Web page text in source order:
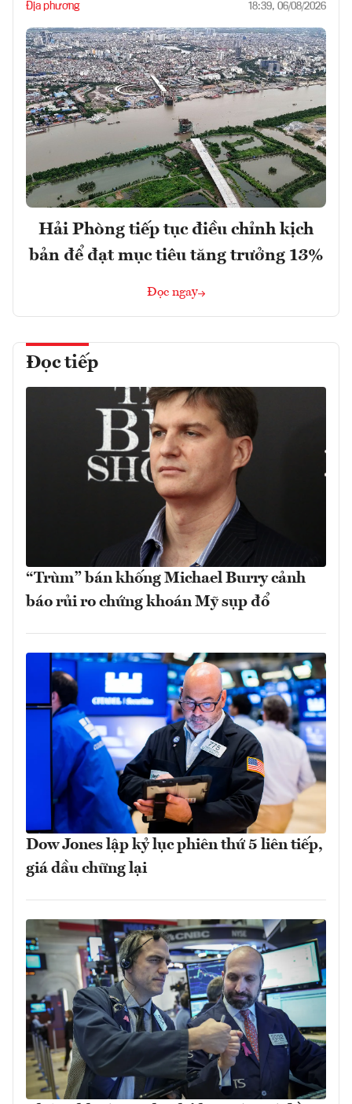
Địa phương 18:39, 06/08/2026
Hải Phòng tiếp tục điều chỉnh kịch
bản để đạt mục tiêu tăng trưởng 13%
Đọc ngay
Đọc tiếp
“Trùm” bán khống Michael Burry cảnh
báo rủi ro chứng khoán Mỹ sụp đổ
Dow Jones lập kỷ lục phiên thứ 5 liên tiếp,
giá dầu chững lại